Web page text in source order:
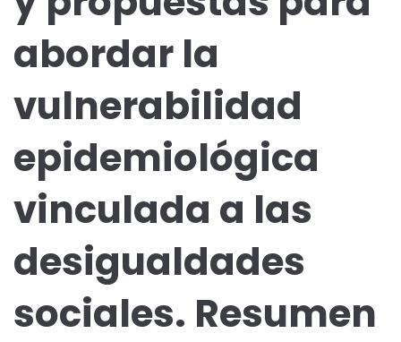
abordar la
vulnerabilidad
epidemiológica
vinculada a las
desigualdades
sociales. Resumen